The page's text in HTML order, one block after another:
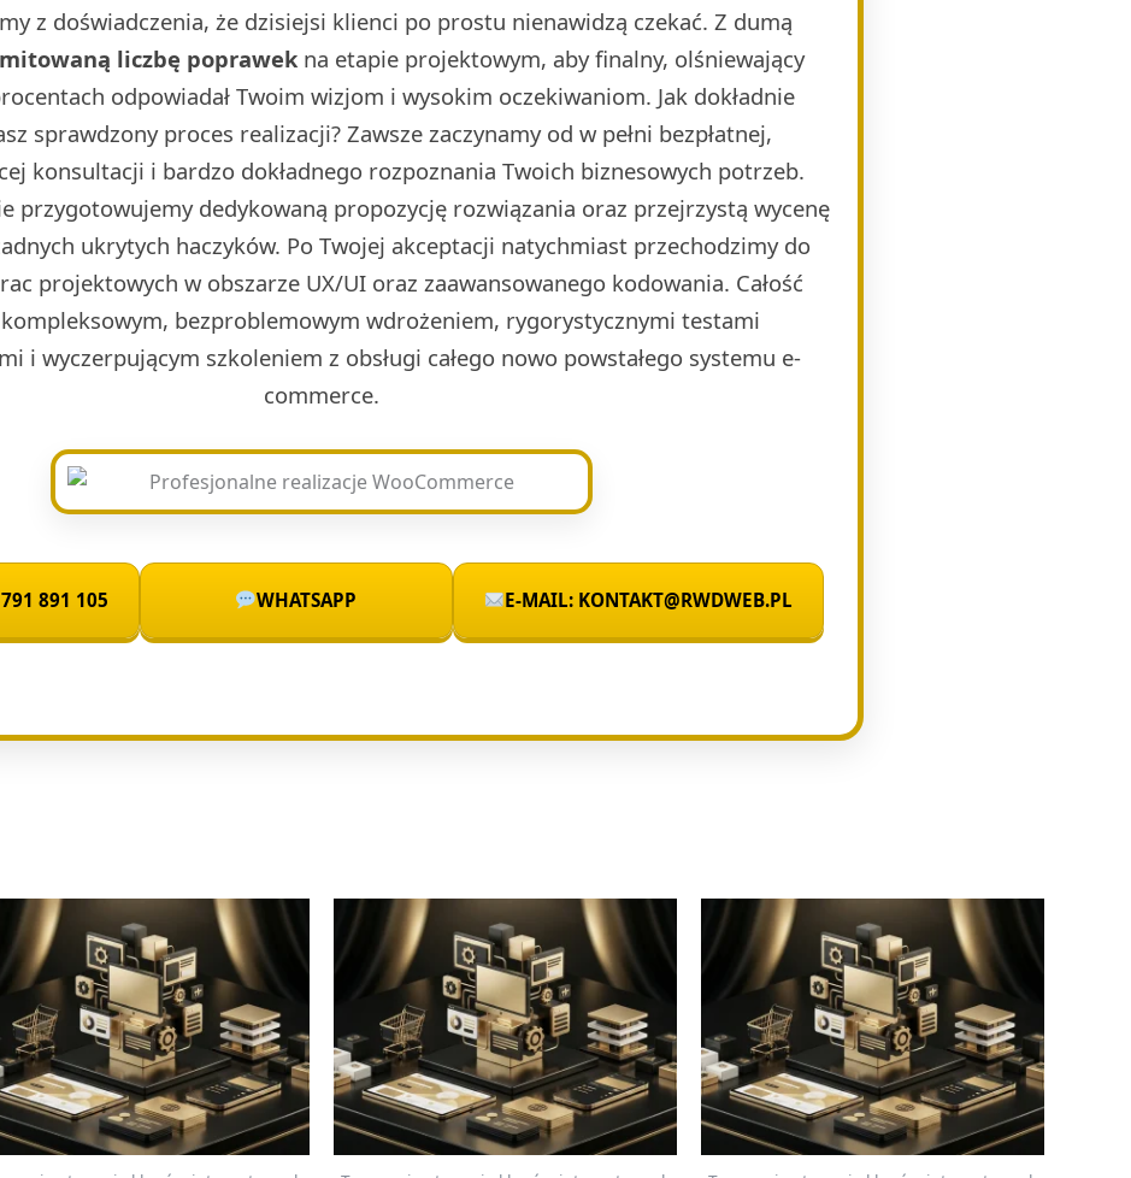
z doświadczenia, że dzisiejsi klienci po prostu nienawidzą czekać. Z dumą
liczbę poprawek na etapie projektowym, aby finalny, olśniewający
odpowiadał Twoim wizjom i wysokim oczekiwaniom. Jak dokładnie
sprawdzony proces realizacji? Zawsze zaczynamy od w pełni bezpłatnej,
konsultacji i bardzo dokładnego rozpoznania Twoich biznesowych potrzeb.
przygotowujemy dedykowaną propozycję rozwiązania oraz przejrzystą wycenę
ukrytych haczyków. Po Twojej akceptacji natychmiast przechodzimy do
projektowych w obszarze UX/UI oraz zaawansowanego kodowania. Całość
bezproblemowym wdrożeniem, rygorystycznymi testami
i wyczerpującym szkoleniem z obsługi całego nowo powstałego systemu e-
commerce.
891 105 WHATSAPP E-MAIL: KONTAKT@RWDWEB.PL